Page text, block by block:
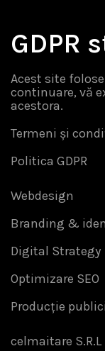
GDPR
Acest site
continuare, vă
acestora.
Termeni și
Politica GDPR
Webdesign
Branding &
Digital Strategy
Optimizare SEO
Producție
celmaitare S.R.L